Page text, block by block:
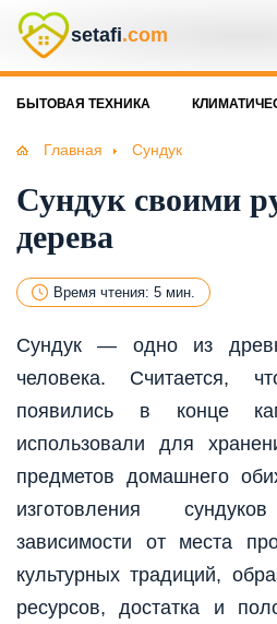
setafi.com
БЫТОВАЯ ТЕХНИКА
Главная Сундук
Сундук своими
дерева
Время чтения: 5 мин.
Сундук — одно из
человека. Считается,
появились в конце
использовали для
предметов домашнего
изготовления
зависимости от места
культурных традиций,
ресурсов, достатка и